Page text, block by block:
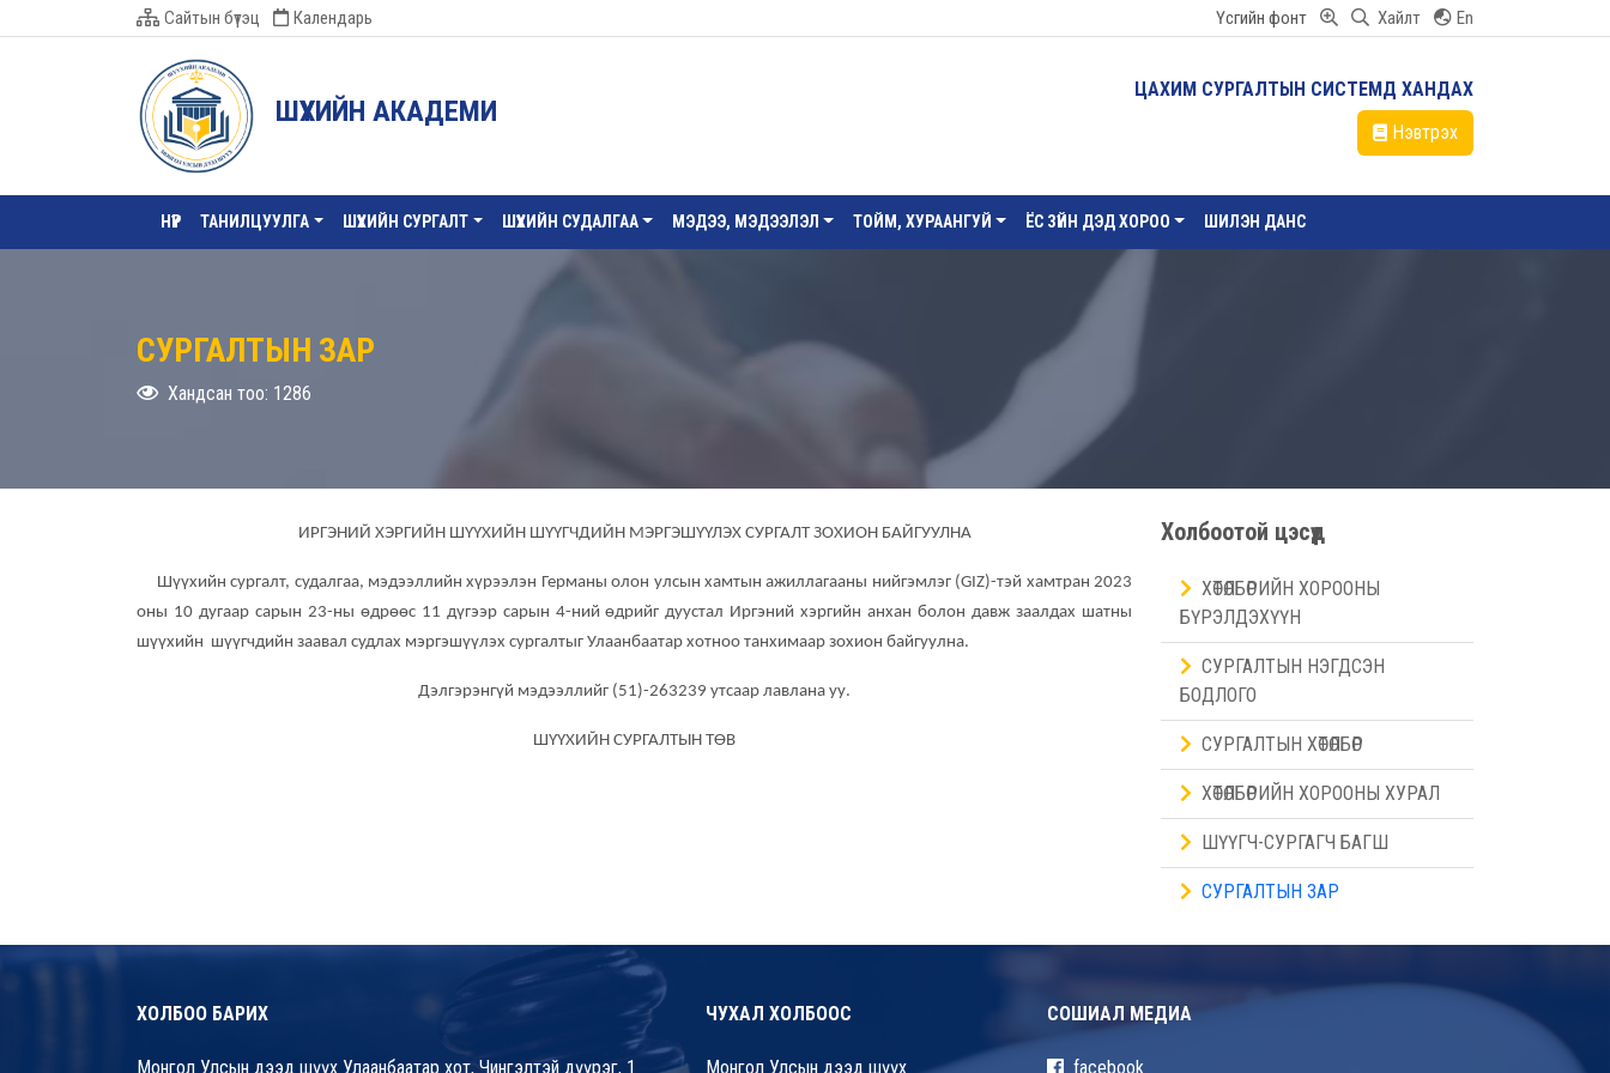
Сайтын бүтэц Календарь Үсгийн фонт Хайлт En
ШҮҮХИЙН АКАДЕМИ
ЦАХИМ СУРГАЛТЫН СИСТЕМД ХАНДАХ
Нэвтрэх
НҮҮР ТАНИЛЦУУЛГА ШҮҮХИЙН СУРГАЛТ ШҮҮХИЙН СУДАЛГАА МЭДЭЭ, МЭДЭЭЛЭЛ ТОЙМ, ХУРААНГУЙ ЁС ЗҮЙН ДЭД ХОРОО ШИЛЭН ДАНС
СУРГАЛТЫН ЗАР
Хандсан тоо: 1286
ИРГЭНИЙ ХЭРГИЙН ШҮҮХИЙН ШҮҮГЧДИЙН МЭРГЭШҮҮЛЭХ СУРГАЛТ ЗОХИОН БАЙГУУЛНА
Шүүхийн сургалт, судалгаа, мэдээллийн хүрээлэн Германы олон улсын хамтын ажиллагааны нийгэмлэг (GIZ)-тэй хамтран 2023
оны 10 дугаар сарын 23-ны өдрөөс 11 дүгээр сарын 4-ний өдрийг дуустал Иргэний хэргийн анхан болон давж заалдах шатны
шүүхийн шүүгчдийн заавал судлах мэргэшүүлэх сургалтыг Улаанбаатар хотноо танхимаар зохион байгуулна.
Дэлгэрэнгүй мэдээллийг (51)-263239 утсаар лавлана уу.
ШҮҮХИЙН СУРГАЛТЫН ТӨВ
Холбоотой цэсүүд
ХӨТӨЛБӨРИЙН ХОРООНЫ
БҮРЭЛДЭХҮҮН
СУРГАЛТЫН НЭГДСЭН
БОДЛОГО
СУРГАЛТЫН ХӨТӨЛБӨР
ХӨТӨЛБӨРИЙН ХОРООНЫ ХУРАЛ
ШҮҮГЧ-СУРГАГЧ БАГШ
СУРГАЛТЫН ЗАР
ХОЛБОО БАРИХ
Монгол Улсын дээд шүүх Улаанбаатар хот, Чингэлтэй дүүрэг, 1
ЧУХАЛ ХОЛБООС
Монгол Улсын дээд шүүх
СОШИАЛ МЕДИА
facebook